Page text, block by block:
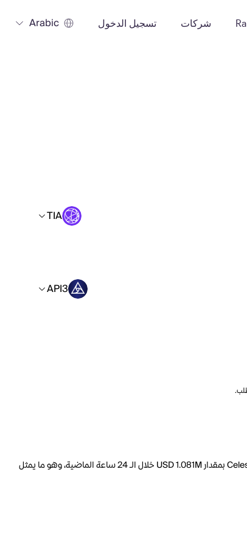
شركات تسجيل الدخول Arabic
TIA
API3
السعر الحالي لـ Celestia هو API3 1.7385 لكل TIA. مع عرض متداول يبلغ 919.9M TIA، فإن هذا يعني أن قيمة Celestia السوقية تبلغ 303.4M. ارتفع حجم تداول Celestia بمقدار USD 1.081M خلال الـ 24 ساعة الماضية، وهو ما يمثل